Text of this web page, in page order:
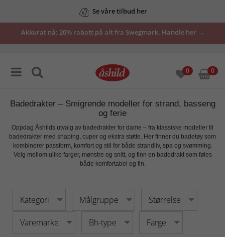
Se våre tilbud her
Akkurat nå: 20% rabatt på alt fra Swegmark. Handle her →
0 0
Badedrakter – Smigrende modeller for strand, basseng
og ferie
Oppdag Åshilds utvalg av badedrakter for dame – fra klassiske modeller til
badedrakter med shaping, cuper og ekstra støtte. Her finner du badetøy som
kombinerer passform, komfort og stil for både strandliv, spa og svømming.
Velg mellom ulike farger, mønstre og snitt, og finn en badedrakt som føles
både komfortabel og fin.
Kategori Målgruppe Størrelse
Varemarke Bh-type Farge